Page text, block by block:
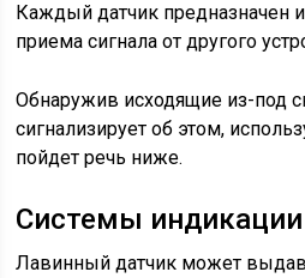
Каждый датчик предназначен
приема сигнала от другого
Обнаружив исходящие из-под
сигнализирует об этом,
пойдет речь ниже.
Системы индикации
Лавинный датчик может